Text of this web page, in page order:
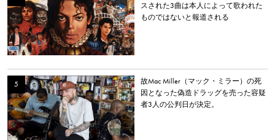
スされた3曲は本人によって歌われた
ものではないと報道される
故Mac Miller（マック・ミラー）の死
因となった偽造ドラッグを売った容疑
者3人の公判日が決定。